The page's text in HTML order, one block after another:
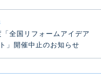
全国リフォームアイデア
」開催中止のお知らせ